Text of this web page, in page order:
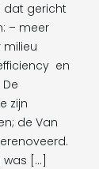
dat gericht
– meer
milieu
en
zijn
de Van
[…]